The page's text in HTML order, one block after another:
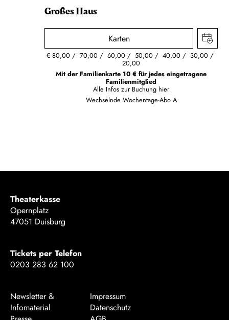
Großes Haus
Karten
€80,00 70,00 60,00 50,00 40,00 30,00
20,00
Mit der Familienkarte 10 € für jedes eingetragene
Familienmitglied
Alle Infos zur Buchung hier
Wechselnde Wochentage-Abo A
Theaterkasse
Opernplatz
47051 Duisburg
Tickets per Telefon
0203 283 62 100
Newsletter &
Infomaterial
Impressum
Datenschutz